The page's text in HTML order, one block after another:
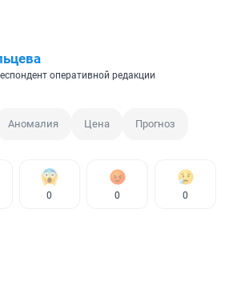
оперативной редакции
Аномалия Цена Прогноз
0 0 0